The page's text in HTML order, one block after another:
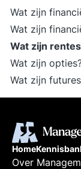
Wat zijn
Wat zijn
Wat zijn
Wat zijn
Wat zijn
Home
Over